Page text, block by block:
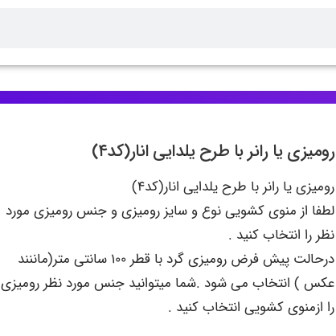
رومیزی یا رانر با طرح یلدایی انار(کد۴)
رومیزی یا رانر با طرح یلدایی انار(کد۴)
لطفا از منوی کشویی نوع و سایز رومیزی و جنس رومیزی مورد
نظر را انتخاب کنید .
درحالت پیش فرض رومیزی گرد با قطر ۱۰۰ سانتی متر(ماننند
عکس ) انتخاب می شود .شما میتوانید جنس مورد نظر رومیزی
را ازمنوی کشویی انتخاب کنید .